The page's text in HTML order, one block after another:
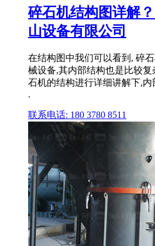
碎石机结构图详解
山设备有限公司
在结构图中我们可以看到, 碎
械设备,其内部结构也是比较
石机的结构进行详细讲解下,
.
联系电话: 180 3780 8511